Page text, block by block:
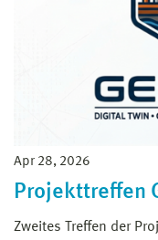
Apr 28, 2026
Projekttreffen
Zweites Treffen der